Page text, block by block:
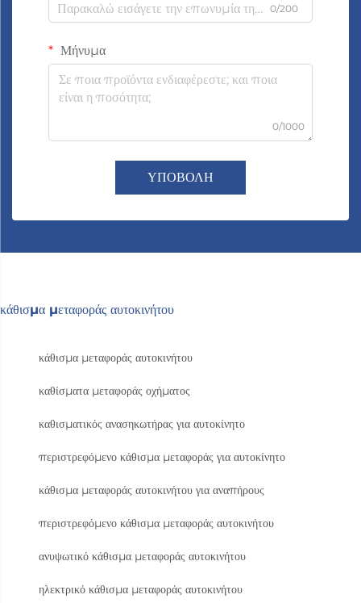
0/200
Μήνυμα
0/1000
ΥΠΟΒΟΛΗ
κάθισμα μεταφοράς αυτοκινήτου
κάθισμα μεταφοράς αυτοκινήτου
καθίσματα μεταφοράς οχήματος
καθισματικός ανασηκωτήρας για αυτοκίνητο
περιστρεφόμενο κάθισμα μεταφοράς για αυτοκίνητο
κάθισμα μεταφοράς αυτοκινήτου για αναπήρους
περιστρεφόμενο κάθισμα μεταφοράς αυτοκινήτου
ανυψωτικό κάθισμα μεταφοράς αυτοκινήτου
ηλεκτρικό κάθισμα μεταφοράς αυτοκινήτου